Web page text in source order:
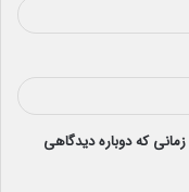
که دوباره دیدگاهی